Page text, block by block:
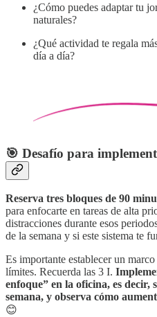
¿Cómo puedes adaptar tu
naturales?
¿Qué actividad te regala
día a día?
🎯 Desafío para
Reserva tres bloques de 90
para enfocarte en tareas de alta
distracciones durante esos
de la semana y si este sistema te
Es importante establecer un
límites. Recuerda las 3 I.
enfoque” en la oficina, es decir,
semana, y observa cómo
😊